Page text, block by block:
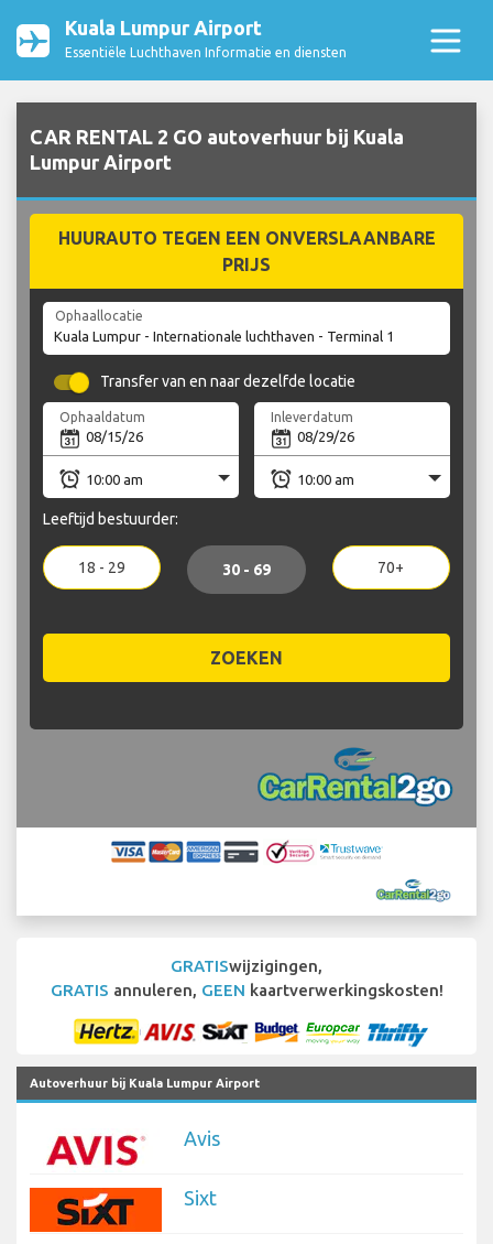
Kuala Lumpur Airport
Essentiële Luchthaven Informatie en diensten
CAR RENTAL 2 GO autoverhuur bij Kuala
Lumpur Airport
HUURAUTO TEGEN EEN ONVERSLAANBARE
PRIJS
Ophaallocatie
Transfer van en naar dezelfde locatie
Ophaaldatum Inleverdatum
Leeftijd bestuurder:
18 - 29 30 - 69 70+
ZOEKEN
GRATISwijzigingen,
GRATIS annuleren, GEEN kaartverwerkingskosten!
Autoverhuur bij Kuala Lumpur Airport
Avis
Sixt